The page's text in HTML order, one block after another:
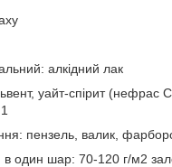
алкідний лак
уайт-спірит (нефрас
пензель, валик,
один шар: 70-120 г/м2